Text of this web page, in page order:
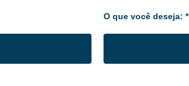
O que você deseja: *